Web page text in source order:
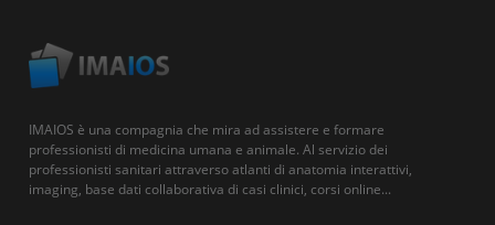
IMAIOS è una compagnia che mira ad assistere e formare
professionisti di medicina umana e animale. Al servizio dei
professionisti sanitari attraverso atlanti di anatomia interattivi,
imaging, base dati collaborativa di casi clinici, corsi online...